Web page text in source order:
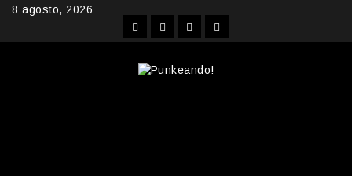
Skip8 agosto, 2026
FacebookInstagram
YouTubeTwitter